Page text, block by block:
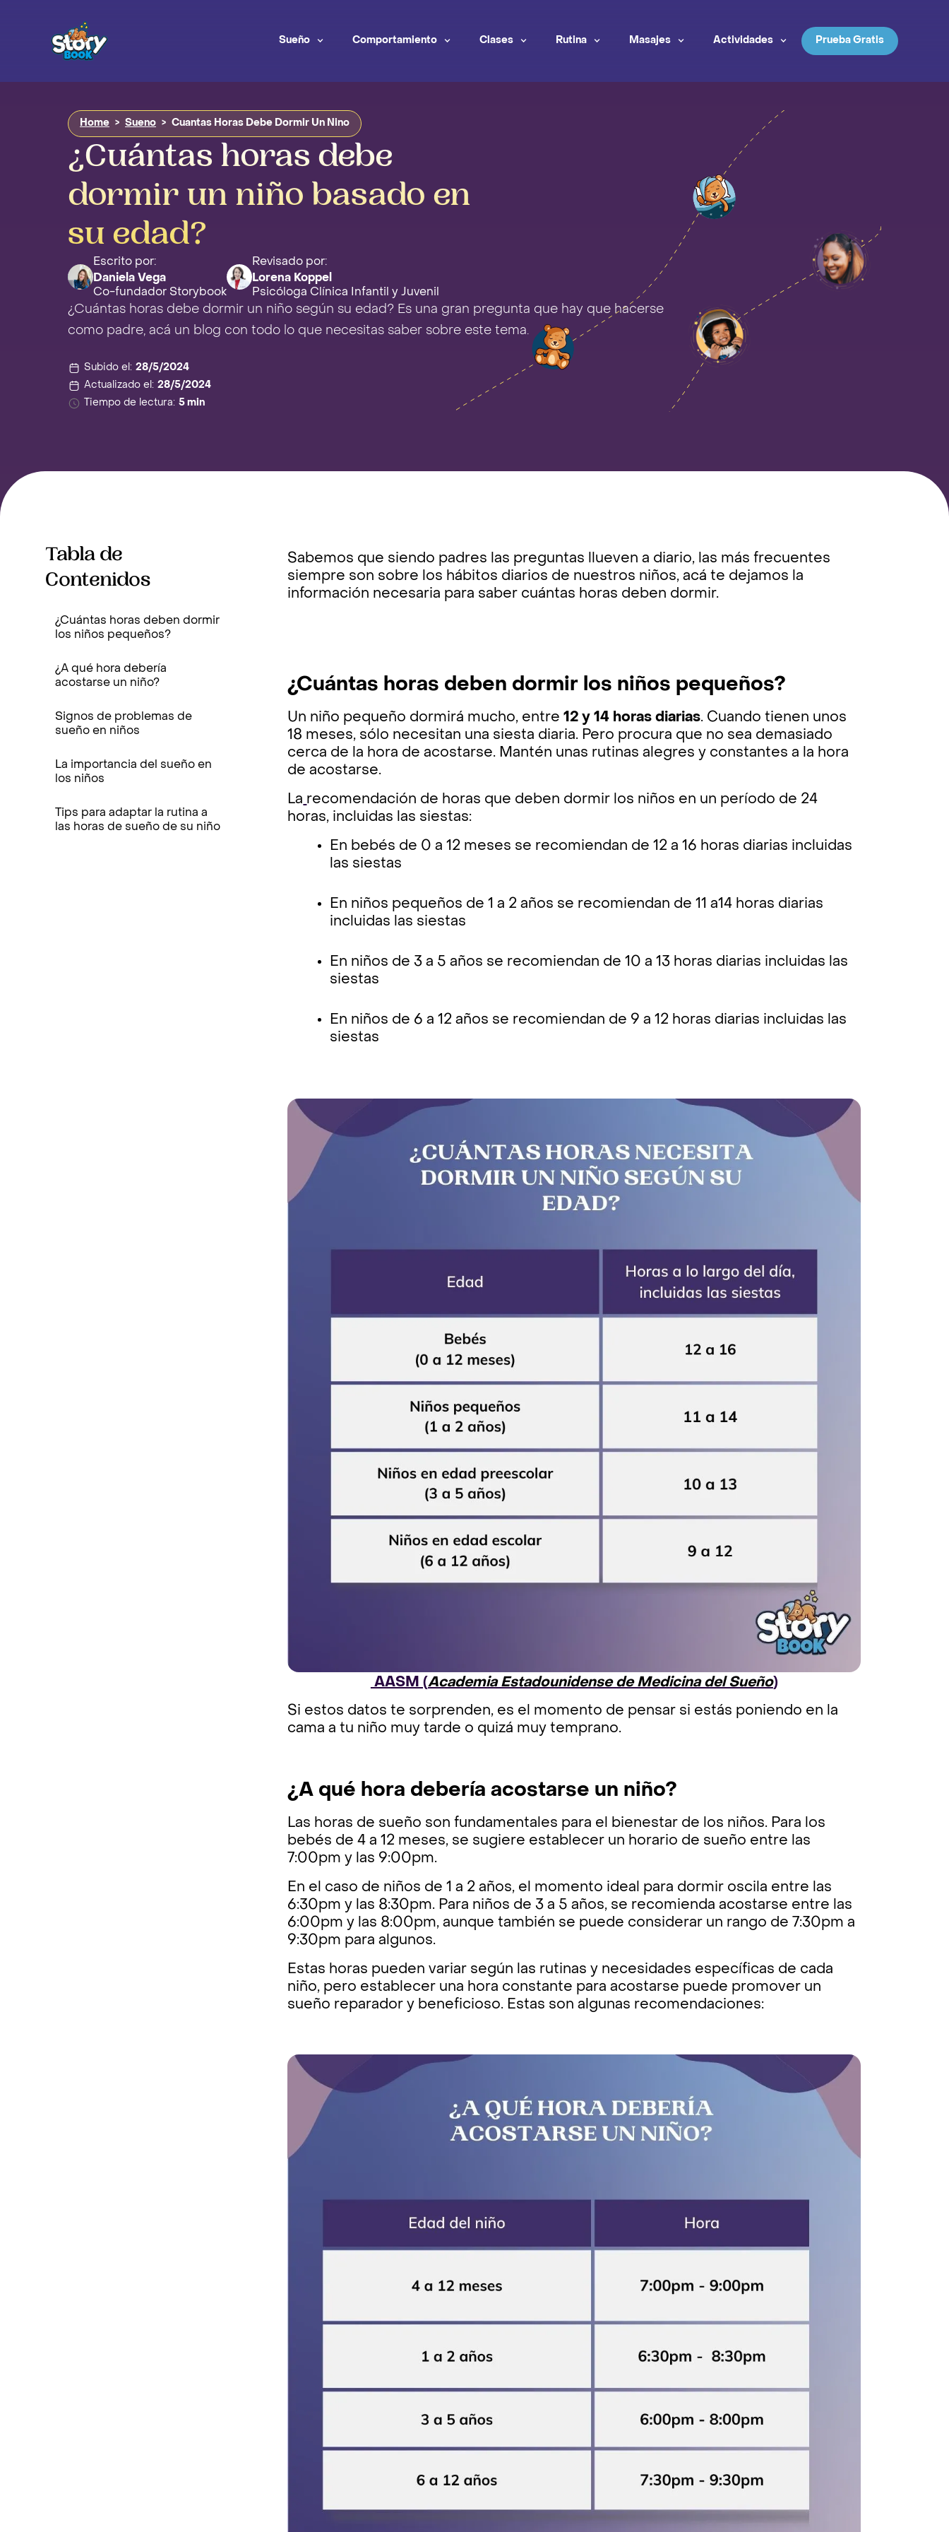
Sueño Comportamiento Clases Rutina Masajes Actividades Prueba Gratis
Home > Sueno > Cuantas Horas Debe Dormir Un Nino
¿Cuántas horas debe
dormir un niño basado en
su edad?
Escrito por:
Daniela Vega
Co-fundador Storybook
Revisado por:
Lorena Koppel
Psicóloga Clínica Infantil y Juvenil
¿Cuántas horas debe dormir un niño según su edad? Es una gran pregunta que hay que hacerse
como padre, acá un blog con todo lo que necesitas saber sobre este tema.
Subido el: 28/5/2024
Actualizado el: 28/5/2024
Tiempo de lectura: 5 min
Tabla de
Contenidos
¿Cuántas horas deben dormir
los niños pequeños?
¿A qué hora debería
acostarse un niño?‍
Signos de problemas de
sueño en niños
La importancia del sueño en
los niños
Tips para adaptar la rutina a
las horas de sueño de su niño
Sabemos que siendo padres las preguntas llueven a diario, las más frecuentes
siempre son sobre los hábitos diarios de nuestros niños, acá te dejamos la
información necesaria para saber cuántas horas deben dormir.
¿Cuántas horas deben dormir los niños pequeños?
Un niño pequeño dormirá mucho, entre12 y 14 horas diarias. Cuando tienen unos
18 meses, sólo necesitan una siesta diaria. Pero procura que no sea demasiado
cerca de la hora de acostarse. Mantén unas rutinas alegres y constantes a la hora
de acostarse.
La recomendación de horas que deben dormir los niños en un período de 24
horas, incluidas las siestas:
En bebés de 0 a 12 meses se recomiendan de 12 a 16 horas diarias incluidas
las siestas
En niños pequeños de 1 a 2 años se recomiendan de 11 a14 horas diarias
incluidas las siestas
En niños de 3 a 5 años se recomiendan de 10 a 13 horas diarias incluidas las
siestas
En niños de 6 a 12 años se recomiendan de 9 a 12 horas diarias incluidas las
siestas
AASM (Academia Estadounidense de Medicina del Sueño)
Si estos datos te sorprenden, es el momento de pensar si estás poniendo en la
cama a tu niño muy tarde o quizá muy temprano.
¿A qué hora debería acostarse un niño?
Las horas de sueño son fundamentales para el bienestar de los niños. Para los
bebés de 4 a 12 meses, se sugiere establecer un horario de sueño entre las
7:00pm y las 9:00pm.
En el caso de niños de 1 a 2 años, el momento ideal para dormir oscila entre las
6:30pm y las 8:30pm. Para niños de 3 a 5 años, se recomienda acostarse entre las
6:00pm y las 8:00pm, aunque también se puede considerar un rango de 7:30pm a
9:30pm para algunos.
Estas horas pueden variar según las rutinas y necesidades específicas de cada
niño, pero establecer una hora constante para acostarse puede promover un
sueño reparador y beneficioso. Estas son algunas recomendaciones: